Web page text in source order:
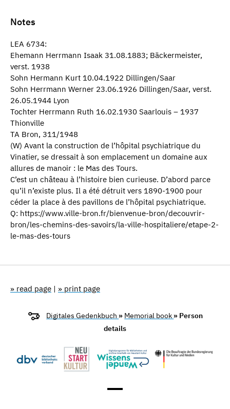
Notes
LEA 6734:
Ehemann Herrmann Isaak 31.08.1883; Bäckermeister,
verst. 1938
Sohn Hermann Kurt 10.04.1922 Dillingen/Saar
Sohn Herrmann Werner 23.06.1926 Dillingen/Saar, verst.
26.05.1944 Lyon
Tochter Herrmann Ruth 16.02.1930 Saarlouis – 1937
Thionville
TA Bron, 311/1948
(W) Avant la construction de l’hôpital psychiatrique du
Vinatier, se dressait à son emplacement un domaine aux
allures de manoir : le Mas des Tours.
C’est un château à l’histoire bien curieuse. D’abord parce
qu’il n’existe plus. Il a été détruit vers 1890-1900 pour
céder la place à des pavillons de l’hôpital psychiatrique.
Q: https://www.ville-bron.fr/bienvenue-bron/decouvrir-
bron/les-chemins-des-savoirs/la-ville-hospitaliere/etape-2-
le-mas-des-tours
» read page | » print page
Digitales Gedenkbuch » Memorial book » Person
details